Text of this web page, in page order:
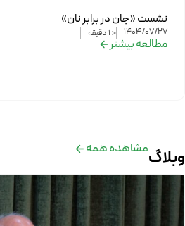
نشست «جان در برابر نان»
1404/07/27
< 1 دقیقه
مطالعه بیشتر
وبلاگمشاهده همه